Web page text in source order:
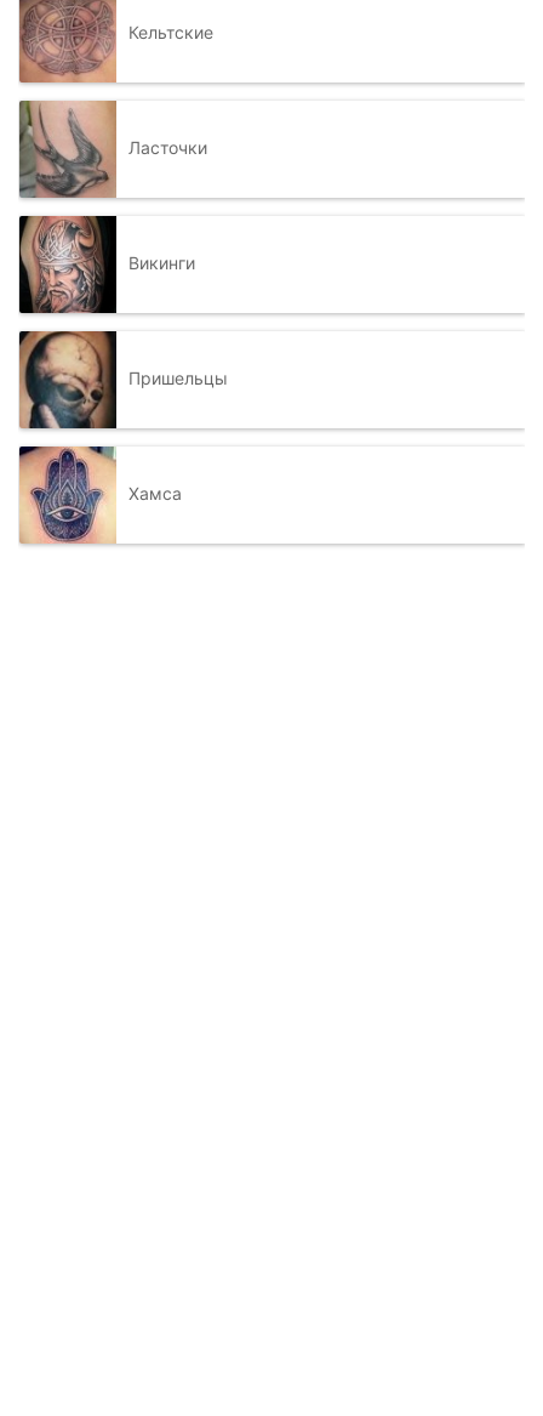
Кельтские
Ласточки
Викинги
Пришельцы
Хамса